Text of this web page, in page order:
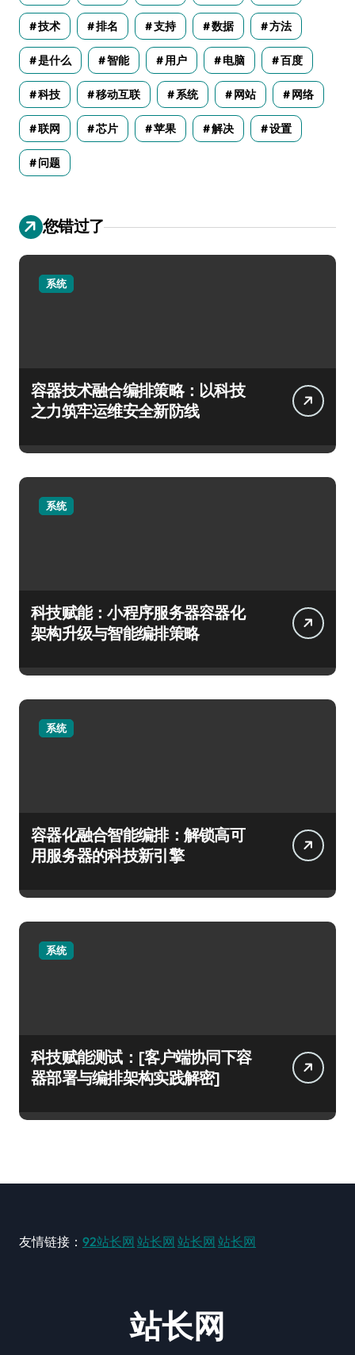
技术 排名 支持 数据 方法
是什么 智能 用户 电脑 百度
科技 移动互联 系统 网站 网络
联网 芯片 苹果 解决 设置
问题
您错过了
系统
容器技术融合编排策略：以科技
之力筑牢运维安全新防线
系统
科技赋能：小程序服务器容器化
架构升级与智能编排策略
系统
容器化融合智能编排：解锁高可
用服务器的科技新引擎
系统
科技赋能测试：[客户端协同下容
器部署与编排架构实践解密]
友情链接： 92站长网 站长网 站长网 站长网
站长网